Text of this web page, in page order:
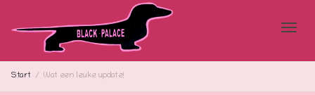
Start Wat een leuke update!